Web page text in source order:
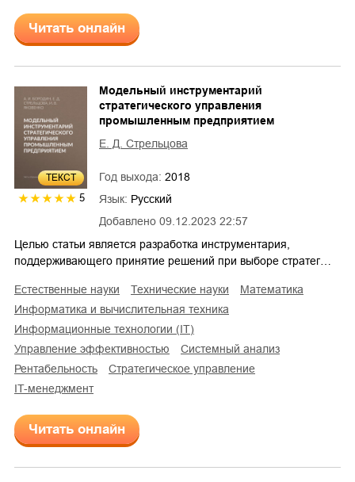
Читать онлайн
ТЕКСТ
5
Добавлено 09.12.2023 22:57
Модельный инструментарий
стратегического управления
промышленным предприятием
Е. Д. Стрельцова
Год выхода: 2018
Язык: Русский
Целью статьи является разработка инструментария,
поддерживающего принятие решений при выборе стратег…
естественные науки технические науки
математика
информатика и вычислительная техника
информационные технологии (IT)
управление эффективностью
системный анализ
рентабельность
стратегическое управление
IT-менеджмент
Читать онлайн